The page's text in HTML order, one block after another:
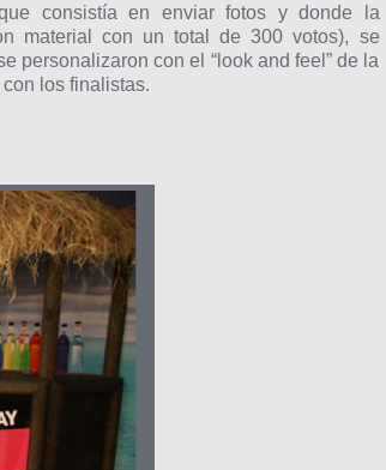
consistía en enviar fotos y donde la
material con un total de 300 votos), se
personalizaron con el “look and feel” de la
los finalistas.